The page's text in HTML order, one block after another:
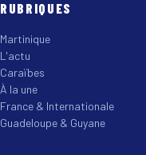
RUBRIQUES
Martinique
L'actu
Caraïbes
À la une
France & Internationale
Guadeloupe & Guyane